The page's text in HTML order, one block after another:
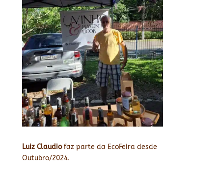
Luiz Claudiofaz parte da EcoFeira desde
Outubro/2024.